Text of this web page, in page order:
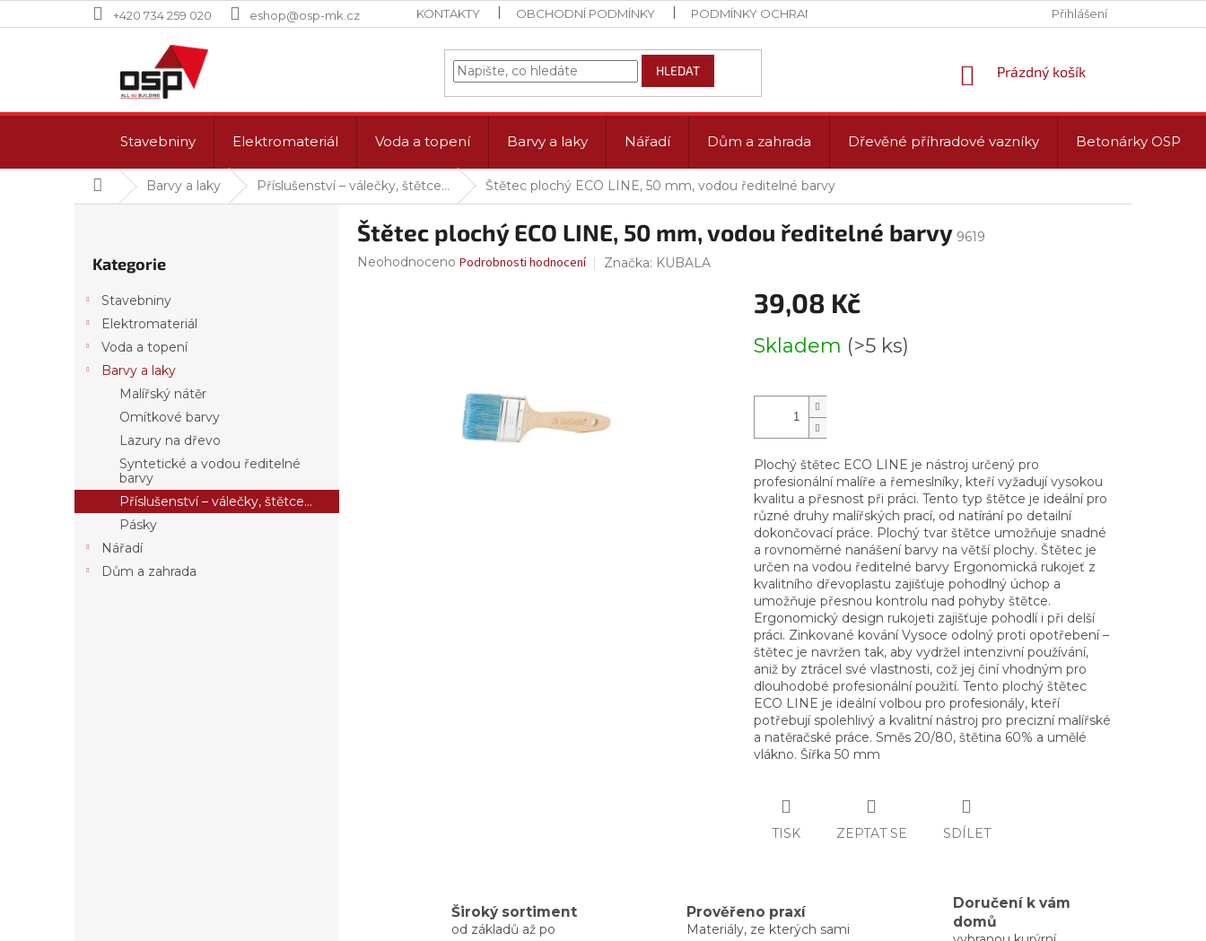
na
+420 734 259 020 eshop@osp-mk.cz KONTAKTY OBCHODNÍ PODMÍNKY PODMÍNKY OCHRANY OSOBNÍCH ÚDAJŮ (GDPR) PROVOZNÍ DOBA
Přihlášení
HLEDAT
NÁKUPNÍ
Prázdný košík
Stavebniny Elektromateriál Voda a topení Barvy a laky Nářadí Dům a zahrada Dřevěné příhradové vazníky Betonárky OSP
DomůBarvy a laky Příslušenství – válečky, štětce… Štětec plochý ECO LINE, 50 mm, vodou ředitelné barvy
kategorie
Kategorie
Stavebniny
Elektromateriál
Voda a topení
Barvy a laky
Malířský nátěr
Omítkové barvy
Lazury na dřevo
Syntetické a vodou ředitelné
barvy
Příslušenství – válečky, štětce…
Pásky
Nářadí
Dům a zahrada
Štětec plochý ECO LINE, 50 mm, vodou ředitelné barvy 9619
Průměrné
Neohodnoceno Podrobnosti hodnocení Značka: KUBALA
39,08 Kč
cena:
Skladem (>5 ks)
Plochý štětec ECO LINE je nástroj určený pro
profesionální malíře a řemeslníky, kteří vyžadují vysokou
kvalitu a přesnost při práci. Tento typ štětce je ideální pro
různé druhy malířských prací, od natírání po detailní
dokončovací práce. Plochý tvar štětce umožňuje snadné
a rovnoměrné nanášení barvy na větší plochy. Štětec je
určen na vodou ředitelné barvy Ergonomická rukojeť z
kvalitního dřevoplastu zajišťuje pohodlný úchop a
umožňuje přesnou kontrolu nad pohyby štětce.
Ergonomický design rukojeti zajišťuje pohodlí i při delší
práci. Zinkované kování Vysoce odolný proti opotřebení –
štětec je navržen tak, aby vydržel intenzivní používání,
aniž by ztrácel své vlastnosti, což jej činí vhodným pro
dlouhodobé profesionální použití. Tento plochý štětec
ECO LINE je ideální volbou pro profesionály, kteří
potřebují spolehlivý a kvalitní nástroj pro precizní malířské
a natěračské práce. Směs 20/80, štětina 60% a umělé
vlákno. Šířka 50 mm
TISK ZEPTAT SE SDÍLET
Široký sortiment
od základů až po
Prověřeno praxí
Materiály, ze kterých sami
Doručení k vám
domů